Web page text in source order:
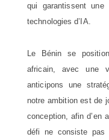
qui garantissent
technologies d’IA.
Le Bénin se
africain, avec une
anticipons une
notre ambition est de
conception, afin d’en
défi ne consiste pas